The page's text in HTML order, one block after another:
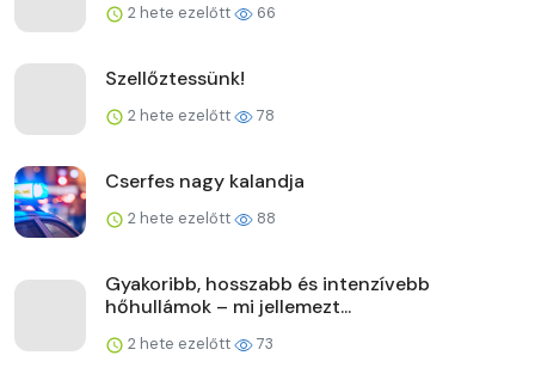
2 hete ezelőtt 66
Szellőztessünk!
2 hete ezelőtt 78
Cserfes nagy kalandja
2 hete ezelőtt 88
Gyakoribb, hosszabb és intenzívebb
hőhullámok – mi jellemezt...
2 hete ezelőtt 73